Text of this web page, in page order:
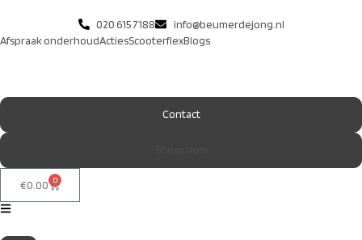
020 615 7188
info@beumerdejong.nl
Afspraak onderhoudActiesScooterflexBlogs
Contact
€0.00 0